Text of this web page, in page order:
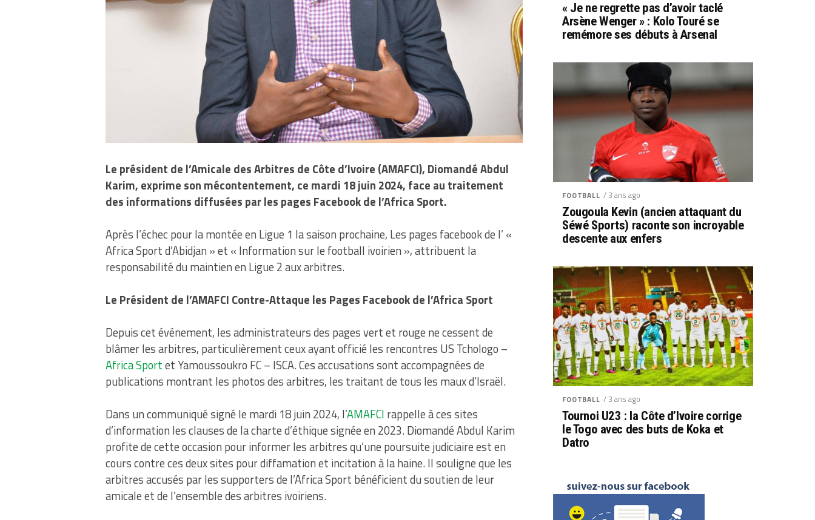
Le président de l’Amicale des Arbitres de Côte d’Ivoire (AMAFCI), Diomandé Abdul
Karim, exprime son mécontentement, ce mardi 18 juin 2024, face au traitement
des informations diffusées par les pages Facebook de l’Africa Sport.
Après l’échec pour la montée en Ligue 1 la saison prochaine, Les pages facebook de l’ «
Africa Sport d’Abidjan » et « Information sur le football ivoirien », attribuent la
responsabilité du maintien en Ligue 2 aux arbitres.
Le Président de l’AMAFCI Contre-Attaque les Pages Facebook de l’Africa Sport
Depuis cet événement, les administrateurs des pages vert et rouge ne cessent de
blâmer les arbitres, particulièrement ceux ayant officié les rencontres US Tchologo –
Africa Sportet Yamoussoukro FC – ISCA. Ces accusations sont accompagnées de
publications montrant les photos des arbitres, les traitant de tous les maux d’Israël.
Dans un communiqué signé le mardi 18 juin 2024, l’AMAFCI rappelle à ces sites
d’information les clauses de la charte d’éthique signée en 2023. Diomandé Abdul Karim
profite de cette occasion pour informer les arbitres qu’une poursuite judiciaire est en
cours contre ces deux sites pour diffamation et incitation à la haine. Il souligne que les
arbitres accusés par les supporters de l’Africa Sport bénéficient du soutien de leur
amicale et de l’ensemble des arbitres ivoiriens.
« Je ne regrette pas d’avoir taclé
Arsène Wenger » : Kolo Touré se
remémore ses débuts à Arsenal
FOOTBALL / 3 ans ago
Zougoula Kevin (ancien attaquant du
Séwé Sports) raconte son incroyable
descente aux enfers
FOOTBALL / 3 ans ago
Tournoi U23 : la Côte d’Ivoire corrige
le Togo avec des buts de Koka et
Datro